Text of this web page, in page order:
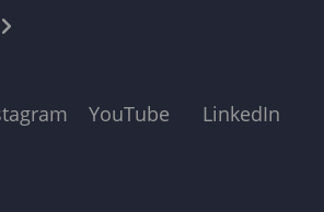
YouTube
LinkedIn